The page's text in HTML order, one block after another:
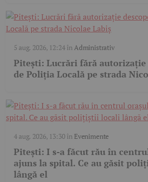
5 aug. 2026, 12:24în Administrativ
Pitești: Lucrări fără autorizație
de Poliția Locală pe strada
4 aug. 2026, 13:30în Evenimente
Pitești: I s-a făcut rău în
ajuns la spital. Ce au găsit
lângă el